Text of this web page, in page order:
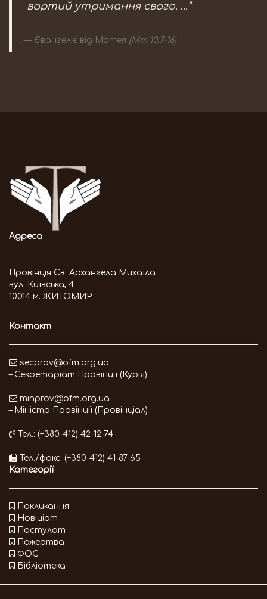
вартий утримання свого. …"
Євангеліє від Матея (Мт 10:7-16)
Адреса
Провінція Св. Архангела Михаїла
вул. Київська, 4
10014 м. ЖИТОМИР
Контакт
secprov@ofm.org.ua
– Секретаріат Провінції (Курія)
minprov@ofm.org.ua
– Міністр Провінції (Провінціал)
Тел.: (+380-412) 42-12-74
Тел./факс: (+380-412) 41-87-65
Категорії
Покликання
Новіціат
Постулат
Пожертва
ФОС
Бібліотека